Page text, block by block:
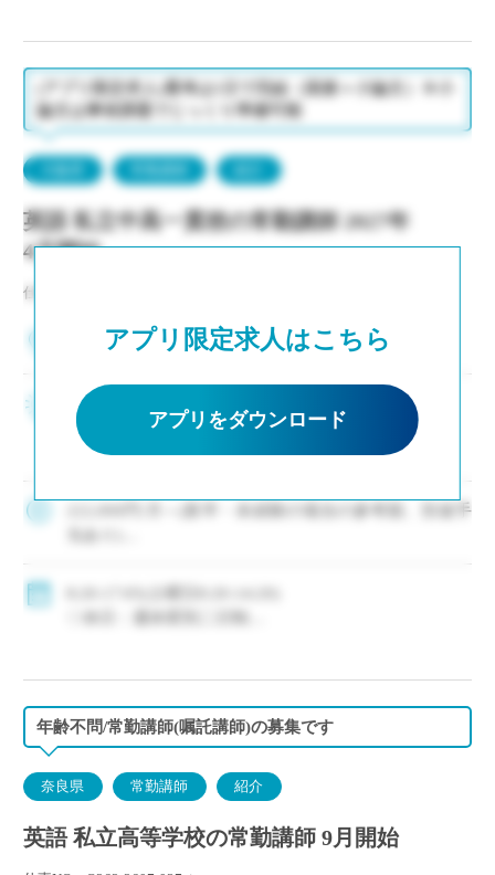
アプリ限定求人はこちら
アプリをダウンロード
(アプリ限定求人)選考は1日で完結（面接＋小論文）※小
論文は事前課題でじっくり準備可能
英語 私立中高一貫校の常勤講師 2027年
4月開始
仕事NO：非公開
大阪府大阪市
大阪屈指の大規模校 ・若手(新卒はじめ未経験者
も)の採用に積極的な私立中高一貫校です ・次年
度以降の専任教諭登用へのチャンス有〇 ・毎年イ
海・メトロと複数路線からアクセス […]
222,000円/月～(新卒・未経験の場合の参考額、別途手
◇賞与：有(年5.0ヶ月分)
◇保険：私学共済、雇用保険、労災保険
年齢不問/常勤講師(嘱託講師)の募集です
奈良県 常勤講師 紹介
英語 私立高等学校の常勤講師 9月開始